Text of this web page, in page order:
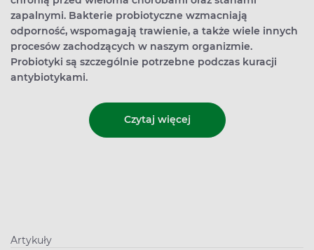
zapalnymi. Bakterie probiotyczne wzmacniają
odporność, wspomagają trawienie, a także wiele innych
procesów zachodzących w naszym organizmie.
Probiotyki są szczególnie potrzebne podczas kuracji
antybiotykami.
Czytaj więcej
Artykuły